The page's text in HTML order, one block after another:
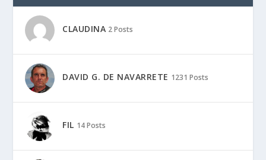
CLAUDINA 2 Posts
DAVID G. DE NAVARRETE 1231 Posts
FIL 14 Posts